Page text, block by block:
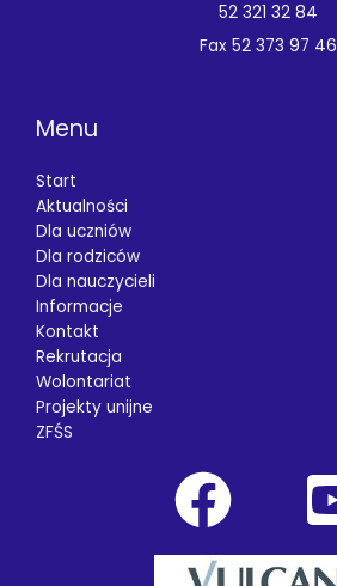
52 321 32 84
Fax 52 373 97 46
Menu
Start
Aktualności
Dla uczniów
Dla rodziców
Dla nauczycieli
Informacje
Kontakt
Rekrutacja
Wolontariat
Projekty unijne
ZFŚS